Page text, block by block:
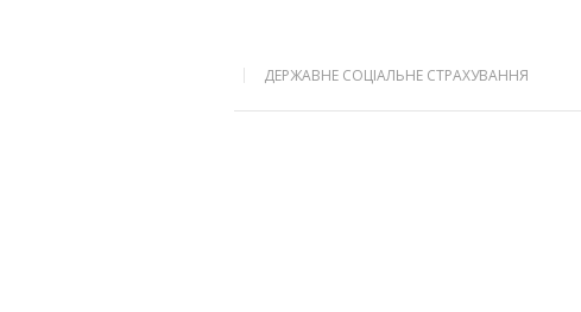
ДЕРЖАВНЕ СОЦІАЛЬНЕ СТРАХУВАННЯ